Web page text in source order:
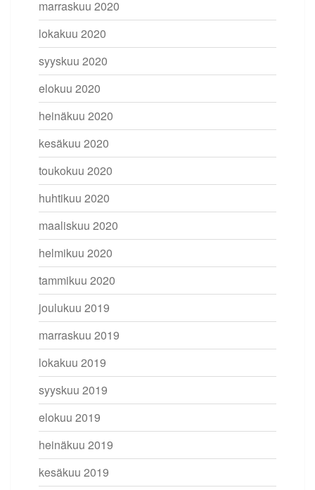
marraskuu 2020
lokakuu 2020
syyskuu 2020
elokuu 2020
heinäkuu 2020
kesäkuu 2020
toukokuu 2020
huhtikuu 2020
maaliskuu 2020
helmikuu 2020
tammikuu 2020
joulukuu 2019
marraskuu 2019
lokakuu 2019
syyskuu 2019
elokuu 2019
heinäkuu 2019
kesäkuu 2019